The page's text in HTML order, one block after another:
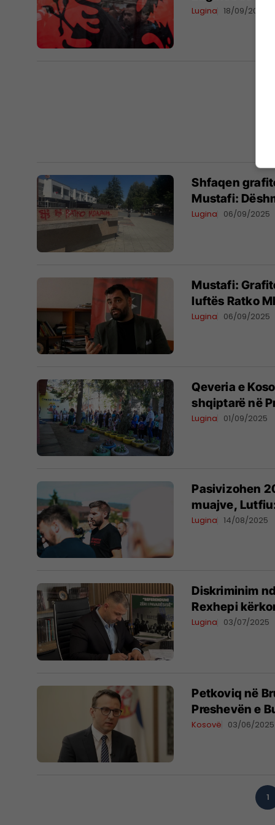
Lugina 18/09/2025
Shfaqen
Mustafi:
Lugina 06/09/2025
Mustafi:
luftës Ratko
Lugina 06/09/2025
Qeveria e
shqiptarë në
Lugina 01/09/2025
Pasivizohen
muajve,
Lugina 14/08/2025
Diskriminim
Rexhepi
Lugina 03/07/2025
Petkoviq në
Preshevën e
Kosovë 03/06/2025
1